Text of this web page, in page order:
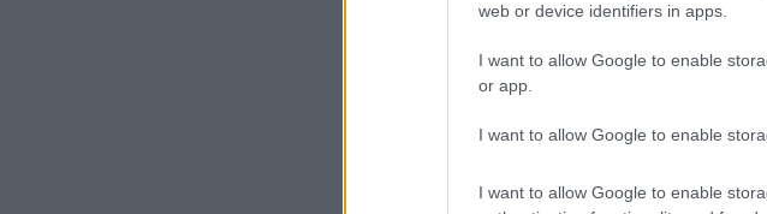
web or device identifiers in apps.
I want to allow Google to enable
or app.
I want to allow Google to enable
I want to allow Google to enable
ATaylor Force Act
Hatóság nem szünteti
Különösen kényes
Palestinian Media